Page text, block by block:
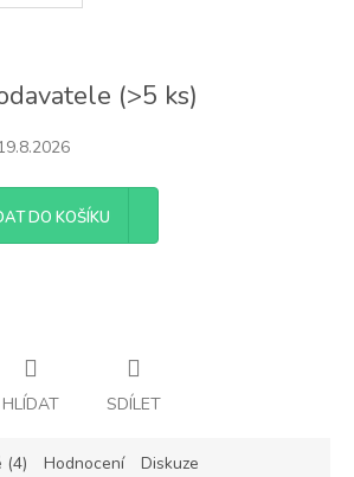
(>5 ks)
DO KOŠÍKU
HLÍDAT SDÍLET
(4) Hodnocení Diskuze